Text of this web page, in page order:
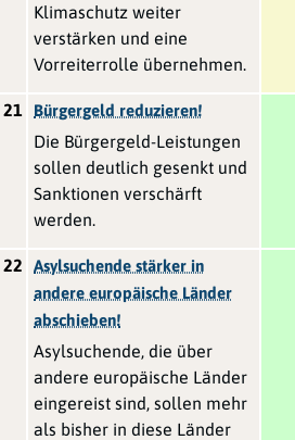
Klimaschutz weiter
verstärken und eine
Vorreiterrolle übernehmen.
21 Bürgergeld reduzieren!
Die Bürgergeld-Leistungen
sollen deutlich gesenkt und
Sanktionen verschärft
werden.
22
Asylsuchende stärker in
andere europäische Länder
abschieben!
Asylsuchende, die über
andere europäische Länder
eingereist sind, sollen mehr
als bisher in diese Länder